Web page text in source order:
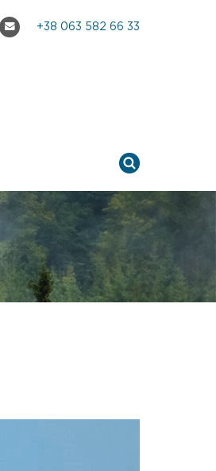
+38 063 582 66 33